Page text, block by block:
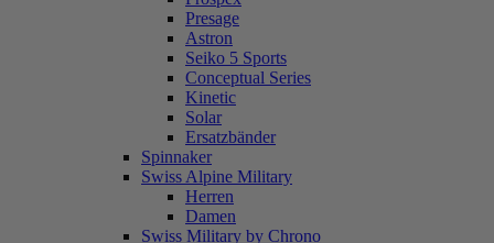
Presage
Astron
Seiko 5 Sports
Conceptual Series
Kinetic
Solar
Ersatzbänder
Spinnaker
Swiss Alpine Military
Herren
Damen
Swiss Military by Chrono